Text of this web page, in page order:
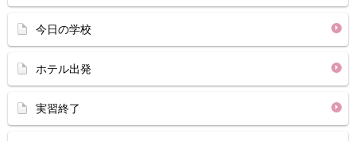
今日の学校
ホテル出発
実習終了